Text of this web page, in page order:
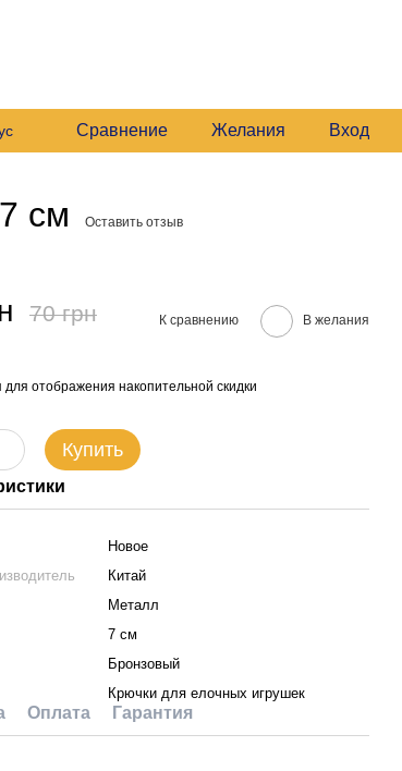
Сравнение Желания Вход
см Оставить отзыв
70 грн К сравнению В желания
для отображения накопительной скидки
Купить
Новое
Китай
Металл
7 см
Бронзовый
Крючки для елочных игрушек
Оплата Гарантия